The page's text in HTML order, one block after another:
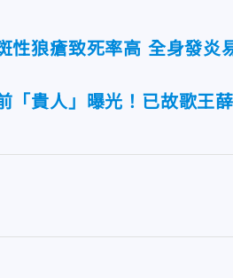
性狼瘡致死率高 全身發炎
「貴人」曝光！已故歌王